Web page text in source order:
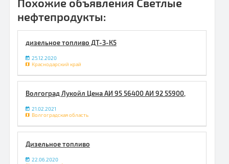
нефтепродукты:
дизельное топливо ДТ-З-К5
25.12.2020
Краснодарский край
Волгоград Лукойл Цена АИ 95 56400 АИ 92 55900,
21.02.2021
Волгоградская область
Дизельное топливо
22.06.2020